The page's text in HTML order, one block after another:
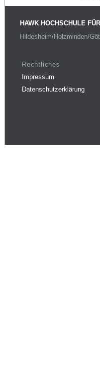
HAWK HOCHSCHULE
Hildesheim/Holzminden/
Rechtliches
Impressum
Datenschutzerklärung